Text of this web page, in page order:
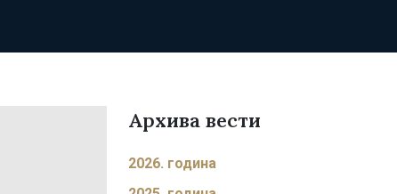
Архива вести
2026. година